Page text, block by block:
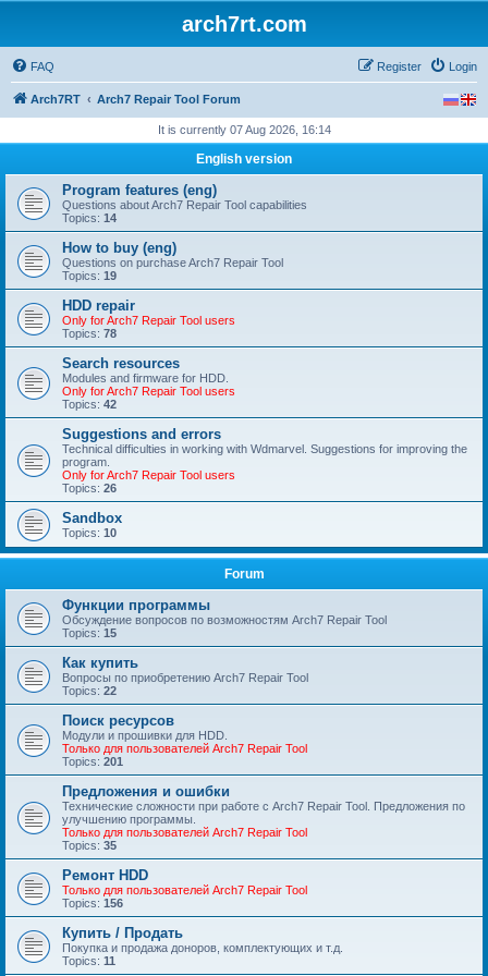
arch7rt.com
FAQ Login
Register
Arch7RT Arch7 Repair Tool Forum
It is currently 07 Aug 2026, 16:14
English version
Program features (eng)
Questions about Arch7 Repair Tool capabilities
Topics: 14
How to buy (eng)
Questions on purchase Arch7 Repair Tool
Topics: 19
HDD repair
Only for Arch7 Repair Tool users
Topics: 78
Search resources
Modules and firmware for HDD.
Only for Arch7 Repair Tool users
Topics: 42
Suggestions and errors
Technical difficulties in working with Wdmarvel. Suggestions for improving the
program.
Only for Arch7 Repair Tool users
Topics: 26
Sandbox
Topics: 10
Forum
Функции программы
Обсуждение вопросов по возможностям Arch7 Repair Tool
Topics: 15
Как купить
Вопросы по приобретению Arch7 Repair Tool
Topics: 22
Поиск ресурсов
Модули и прошивки для HDD.
Только для пользователей Arch7 Repair Tool
Topics: 201
Предложения и ошибки
Технические сложности при работе с Arch7 Repair Tool. Предложения по
улучшению программы.
Только для пользователей Arch7 Repair Tool
Topics: 35
Ремонт HDD
Только для пользователей Arch7 Repair Tool
Topics: 156
Купить / Продать
Покупка и продажа доноров, комплектующих и т.д.
Topics: 11